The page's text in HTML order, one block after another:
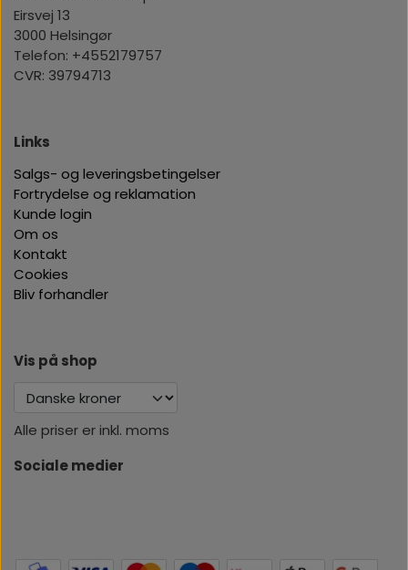
Eirsvej 13
3000 Helsingør
Telefon: +4552179757
CVR: 39794713
Links
Salgs- og leveringsbetingelser
Fortrydelse og reklamation
Kunde login
Om os
Kontakt
Cookies
Bliv forhandler
Vis på shop
Alle priser er inkl. moms
Sociale medier